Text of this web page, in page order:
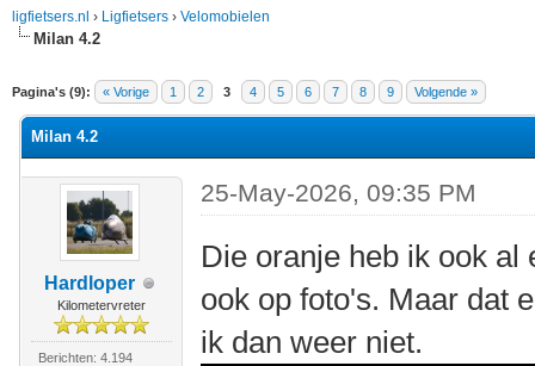
ligfietsers.nl › Ligfietsers › Velomobielen
Milan 4.2
Pagina's (9): « Vorige 1 2 3 4 5 6 7 8 9 Volgende »
waardering is 0
Milan 4.2
Hardloper
Kilometervreter
Berichten: 4.194
25-May-2026, 09:35 PM
Die oranje heb ik ook al
ook op foto's. Maar dat
ik dan weer niet.